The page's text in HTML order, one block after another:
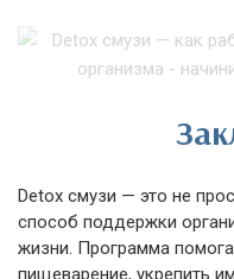
Detox смузи — это не
способ поддержки
жизни. Программа
пищеварение, укрепить